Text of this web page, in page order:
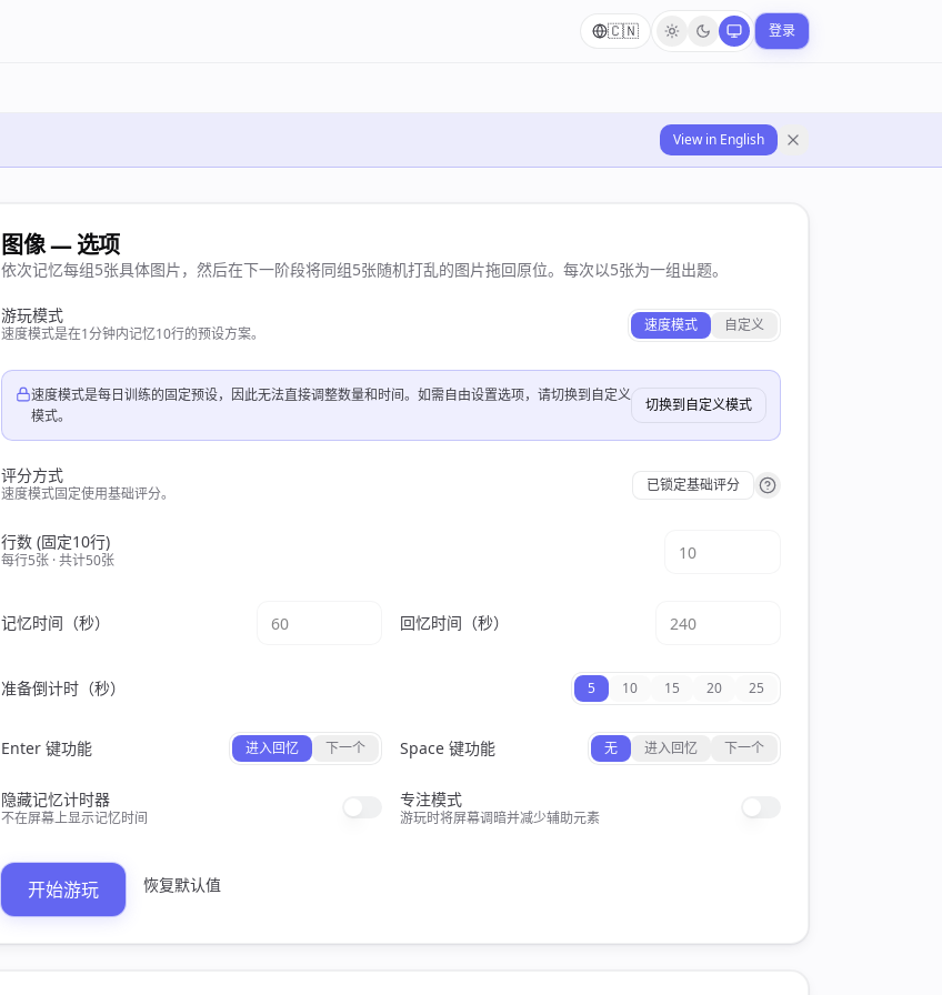
🇨🇳 登录
View in English
图像 — 选项
依次记忆每组5张具体图片，然后在下一阶段将同组5张随机打乱的图片拖回原位。每次以5张为一组出题。
游玩模式
速度模式是在1分钟内记忆10行的预设方案。 速度模式 自定义
速度模式是每日训练的固定预设，因此无法直接调整数量和时间。如需自由设置选项，请切换到自定义
模式。
切换到自定义模式
评分方式
速度模式固定使用基础评分。 已锁定基础评分
行数 (固定10行)
每行5张 · 共计50张
记忆时间（秒） 回忆时间（秒）
准备倒计时（秒） 5 10 15 20 25
Enter 键功能 进入回忆 下一个 Space 键功能 无 进入回忆 下一个
隐藏记忆计时器
不在屏幕上显示记忆时间
专注模式
游玩时将屏幕调暗并减少辅助元素
开始游玩 恢复默认值